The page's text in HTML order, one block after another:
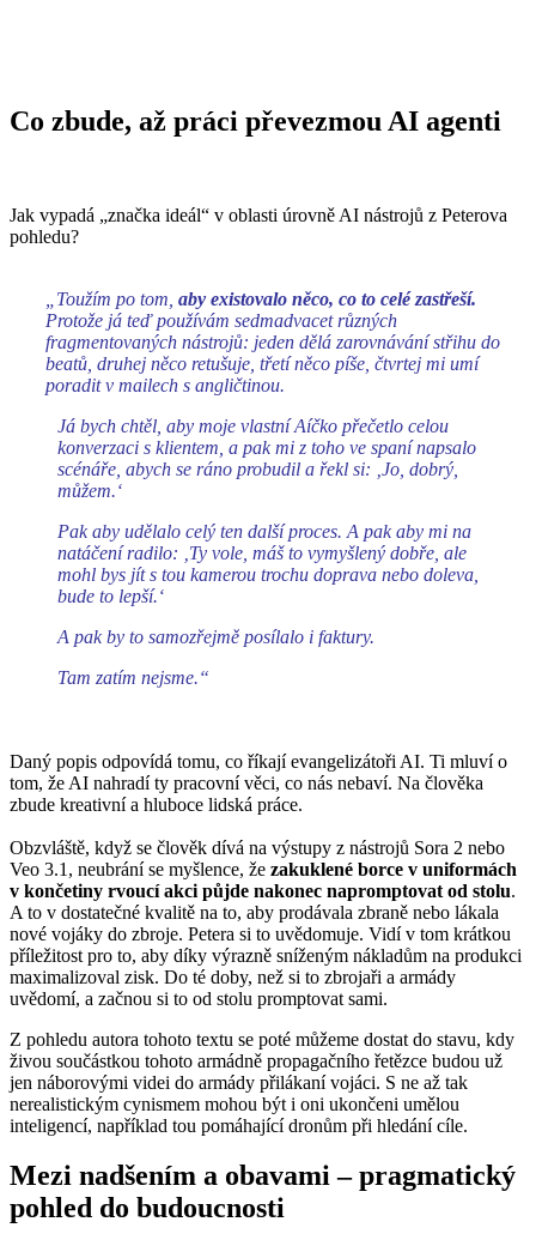
Co zbude, až práci převezmou AI agenti
Jak vypadá „značka ideál“ v oblasti úrovně AI nástrojů z Peterova
pohledu?
„Toužím po tom, aby existovalo něco, co to celé zastřeší.
Protože já teď používám sedmadvacet různých
fragmentovaných nástrojů: jeden dělá zarovnávání střihu do
beatů, druhej něco retušuje, třetí něco píše, čtvrtej mi umí
poradit v mailech s angličtinou.
Já bych chtěl, aby moje vlastní Aíčko přečetlo celou
konverzaci s klientem, a pak mi z toho ve spaní napsalo
scénáře, abych se ráno probudil a řekl si: ‚Jo, dobrý,
můžem.‘
Pak aby udělalo celý ten další proces. A pak aby mi na
natáčení radilo: ‚Ty vole, máš to vymyšlený dobře, ale
mohl bys jít s tou kamerou trochu doprava nebo doleva,
bude to lepší.‘
A pak by to samozřejmě posílalo i faktury.
Tam zatím nejsme.“
Daný popis odpovídá tomu, co říkají evangelizátoři AI. Ti mluví o
tom, že AI nahradí ty pracovní věci, co nás nebaví. Na člověka
zbude kreativní a hluboce lidská práce.
Obzvláště, když se člověk dívá na výstupy z nástrojů Sora 2 nebo
Veo 3.1, neubrání se myšlence, že zakuklené borce v uniformách
v končetiny rvoucí akci půjde nakonec napromptovat od stolu.
A to v dostatečné kvalitě na to, aby prodávala zbraně nebo lákala
nové vojáky do zbroje. Petera si to uvědomuje. Vidí v tom krátkou
příležitost pro to, aby díky výrazně sníženým nákladům na produkci
maximalizoval zisk. Do té doby, než si to zbrojaři a armády
uvědomí, a začnou si to od stolu promptovat sami.
Z pohledu autora tohoto textu se poté můžeme dostat do stavu, kdy
živou součástkou tohoto armádně propagačního řetězce budou už
jen náborovými videi do armády přilákaní vojáci. S ne až tak
nerealistickým cynismem mohou být i oni ukončeni umělou
inteligencí, například tou pomáhající dronům při hledání cíle.
Mezi nadšením a obavami – pragmatický
pohled do budoucnosti